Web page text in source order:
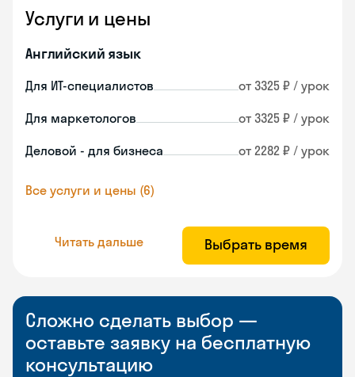
Услуги и цены
Английский язык
Для ИТ-специалистов от 3325 ₽ / урок
Для маркетологов от 3325 ₽ / урок
Деловой - для бизнеса от 2282 ₽ / урок
Все услуги и цены (6)
Читать дальше Выбрать время
Сложно сделать выбор —
оставьте заявку на бесплатную
консультацию